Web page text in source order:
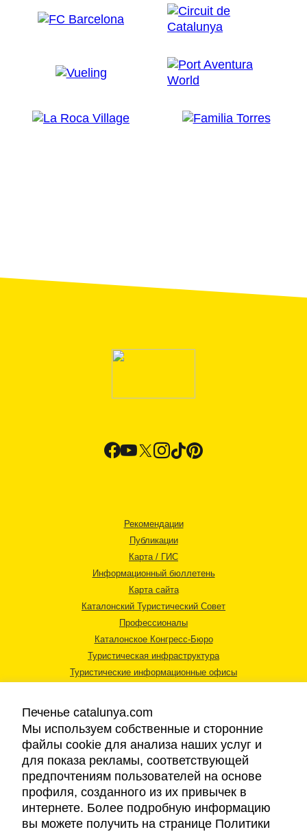
Рекомендации
Публикации
Карта / ГИС
Информационный бюллетень
Карта сайта
Каталонский Туристический Совет
Профессионалы
Каталонское Конгресс-Бюро
Туристическая инфраструктура
Туристические информационные офисы
Правовая информация
Cookies
Доступность
Печенье catalunya.com
Мы используем собственные и сторонние
файлы cookie для анализа наших услуг и
для показа рекламы, соответствующей
предпочтениям пользователей на основе
профиля, созданного из их привычек в
интернете. Более подробную информацию
вы можете получить на странице Политики